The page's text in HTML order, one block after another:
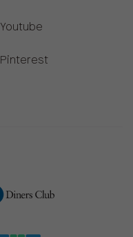
Youtube
Pinterest